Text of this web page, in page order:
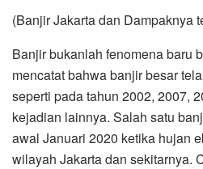
(Banjir Jakarta dan Dampaknya
Banjir bukanlah fenomena baru
mencatat bahwa banjir besar
seperti pada tahun 2002, 2007,
kejadian lainnya. Salah satu
awal Januari 2020 ketika hujan
wilayah Jakarta dan sekitarnya.